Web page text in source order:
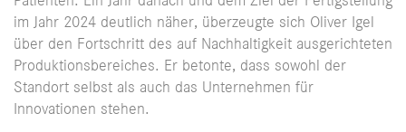
im Jahr 2024 deutlich näher, überzeugte sich Oliver Igel
über den Fortschritt des auf Nachhaltigkeit ausgerichteten
Produktionsbereiches. Er betonte, dass sowohl der
Standort selbst als auch das Unternehmen für
Innovationen stehen.